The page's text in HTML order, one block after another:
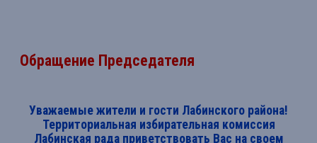
Обращение Председателя
Уважаемые жители и гости Лабинского района!
Территориальная избирательная комиссия
Лабинская рада приветствовать Вас на своем